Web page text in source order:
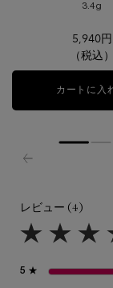
3.4g
5,940円
（税込）
カートに入
レビューレビュー (4)
5星中4.8。
5 ★